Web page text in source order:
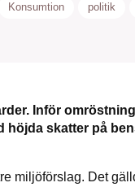
Konsumtion politik
Inför
höjda skatter på
miljöförslag. Det
framtid.
drivit
vi hoppas att du